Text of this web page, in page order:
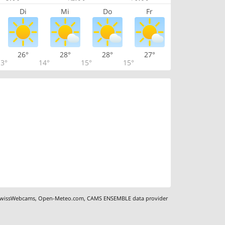
Di Mi Do Fr
26°
14°
28°
15°
28°
15°
27°
,Open-Meteo.com,CAMS ENSEMBLE data provider